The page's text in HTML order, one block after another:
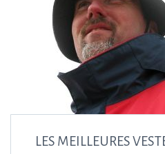
LES MEILLEURES